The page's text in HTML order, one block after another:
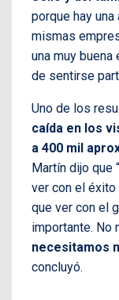
porque hay
mismas
una muy
de sentirse
Uno de los
caída en los
a 400 mil
Martín dijo que
ver con el
que ver con el
importante. No
necesitamos
concluyó.